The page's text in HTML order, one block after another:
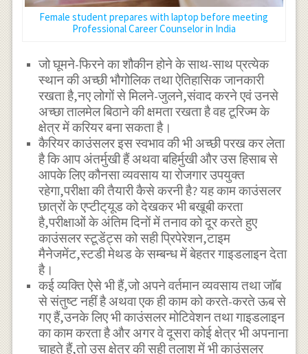
Female student prepares with laptop before meeting
Professional Career Counselor in India
जो घूमने-फिरने का शौकीन होने के साथ-साथ प्रत्येक
स्थान की अच्छी भौगोलिक तथा ऐतिहासिक जानकारी
रखता है,नए लोगों से मिलने-जुलने,संवाद करने एवं उनसे
अच्छा तालमेल बिठाने की क्षमता रखता है वह टूरिज्म के
क्षेत्र में करियर बना सकता है।
कैरियर काउंसलर इस स्वभाव की भी अच्छी परख कर लेता
है कि आप अंतर्मुखी हैं अथवा बहिर्मुखी और उस हिसाब से
आपके लिए कौनसा व्यवसाय या रोजगार उपयुक्त
रहेगा,परीक्षा की तैयारी कैसे करनी है? यह काम काउंसलर
छात्रों के एप्टीट्‌यूड को देखकर भी बखूबी करता
है,परीक्षाओं के अंतिम दिनों में तनाव को दूर करते हुए
काउंसलर स्टूडेंट्स को सही प्रिपेरेशन,टाइम
मैनेजमेंट,स्टडी मेथड के सम्बन्ध में बेहतर गाइडलाइन देता
है।
कई व्यक्ति ऐसे भी हैं,जो अपने वर्तमान व्यवसाय तथा जाॅब
से संतुष्ट नहीं है अथवा एक ही काम को करते-करते ऊब से
गए हैं,उनके लिए भी काउंसलर मोटिवेशन तथा गाइडलाइन
का काम करता है और अगर वे दूसरा कोई क्षेत्र भी अपनाना
चाहते हैं,तो उस क्षेत्र की सही तलाश में भी काउंसलर